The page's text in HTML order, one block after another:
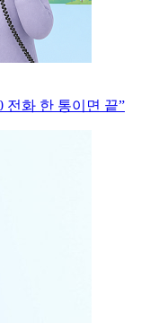
전화 한 통이면 끝”